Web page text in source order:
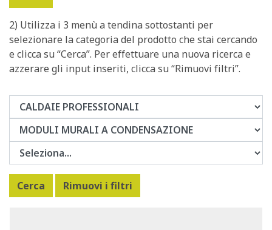
2) Utilizza i 3 menù a tendina sottostanti per
selezionare la categoria del prodotto che stai cercando
e clicca su “Cerca”. Per effettuare una nuova ricerca e
azzerare gli input inseriti, clicca su “Rimuovi filtri”.